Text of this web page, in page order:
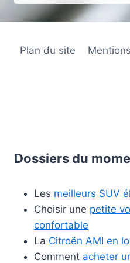
Plan du site
Dossiers du
Les meilleurs SUV
Choisir une petite
confortable
La Citroën AMI en
Comment acheter